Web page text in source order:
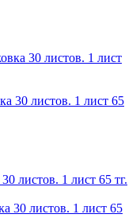
30 листов. 1 лист
листов. 1 лист 65 тг.